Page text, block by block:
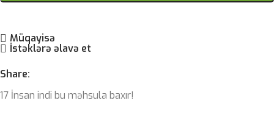
Müqayisə
İstəklərə əlavə et
Share:
17 İnsan indi bu məhsula baxır!